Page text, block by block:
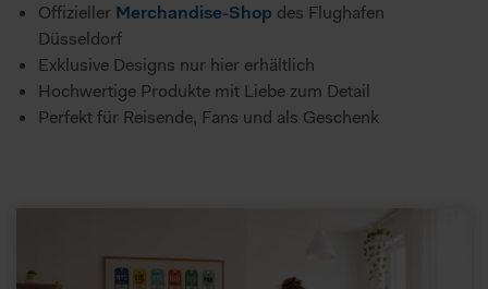
Offizieller Merchandise-Shop des Flughafen
Düsseldorf
Exklusive Designs nur hier erhältlich
Hochwertige Produkte mit Liebe zum Detail
Perfekt für Reisende, Fans und als Geschenk